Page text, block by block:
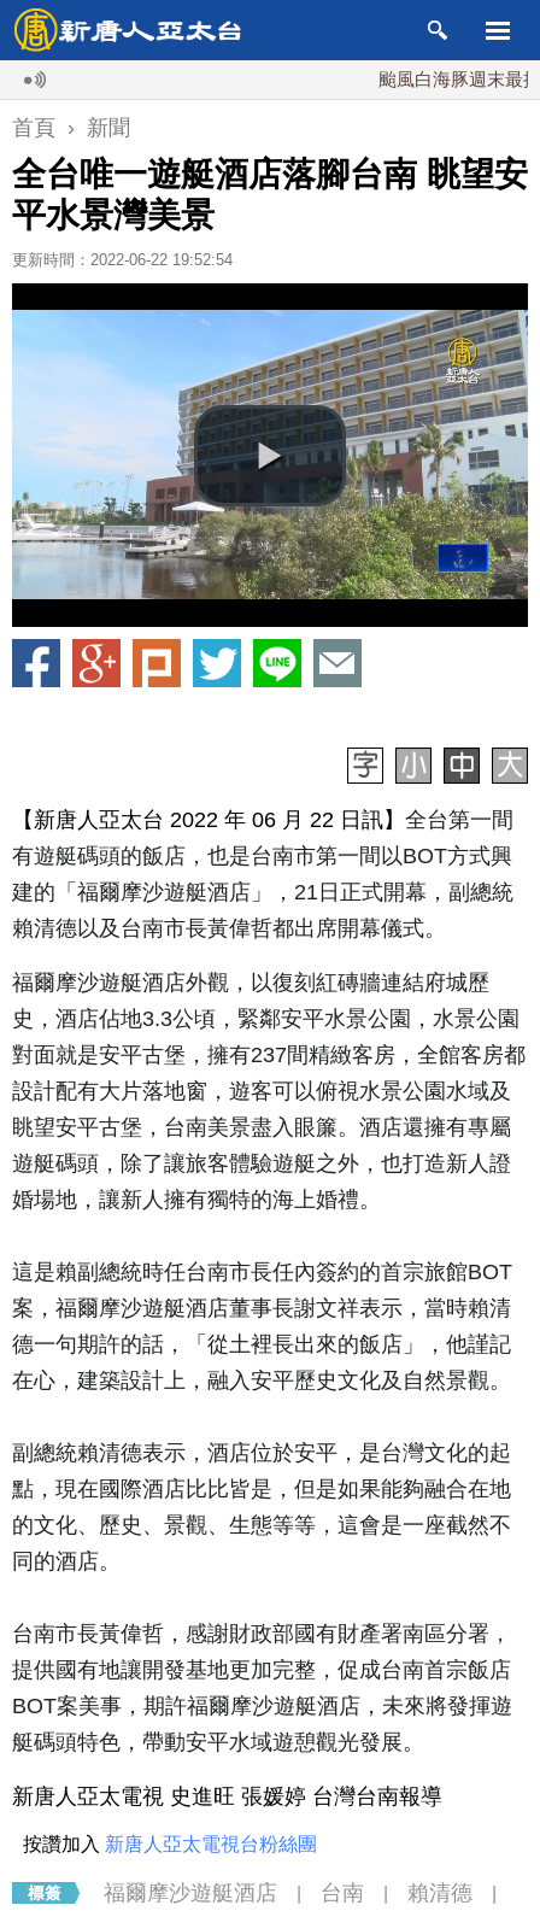
颱風白海豚週末最接近
首頁 › 新聞
全台唯一遊艇酒店落腳台南 眺望安
平水景灣美景
更新時間：2022-06-22 19:52:54
【新唐人亞太台 2022 年 06 月 22 日訊】 全台第一間
有遊艇碼頭的飯店，也是台南市第一間以BOT方式興
建的「福爾摩沙遊艇酒店」，21日正式開幕，副總統
賴清德以及台南市長黃偉哲都出席開幕儀式。
福爾摩沙遊艇酒店外觀，以復刻紅磚牆連結府城歷
史，酒店佔地3.3公頃，緊鄰安平水景公園，水景公園
對面就是安平古堡，擁有237間精緻客房，全館客房都
設計配有大片落地窗，遊客可以俯視水景公園水域及
眺望安平古堡，台南美景盡入眼簾。酒店還擁有專屬
遊艇碼頭，除了讓旅客體驗遊艇之外，也打造新人證
婚場地，讓新人擁有獨特的海上婚禮。
這是賴副總統時任台南市長任內簽約的首宗旅館BOT
案，福爾摩沙遊艇酒店董事長謝文祥表示，當時賴清
德一句期許的話，「從土裡長出來的飯店」，他謹記
在心，建築設計上，融入安平歷史文化及自然景觀。
副總統賴清德表示，酒店位於安平，是台灣文化的起
點，現在國際酒店比比皆是，但是如果能夠融合在地
的文化、歷史、景觀、生態等等，這會是一座截然不
同的酒店。
台南市長黃偉哲，感謝財政部國有財產署南區分署，
提供國有地讓開發基地更加完整，促成台南首宗飯店
BOT案美事，期許福爾摩沙遊艇酒店，未來將發揮遊
艇碼頭特色，帶動安平水域遊憩觀光發展。
新唐人亞太電視 史進旺 張媛婷 台灣台南報導
按讚加入 新唐人亞太電視台粉絲團
福爾摩沙遊艇酒店 台南 賴清德